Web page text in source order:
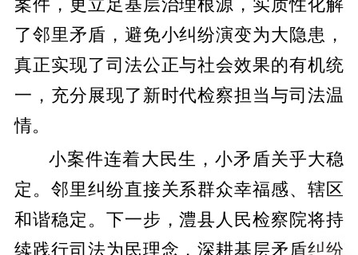
案件，更立足基层治理根源，实质性化解
了邻里矛盾，避免小纠纷演变为大隐患，
真正实现了司法公正与社会效果的有机统
一，充分展现了新时代检察担当与司法温
情。
小案件连着大民生，小矛盾关乎大稳
定。邻里纠纷直接关系群众幸福感、辖区
和谐稳定。下一步，澧县人民检察院将持
续践行司法为民理念，深耕基层矛盾纠纷